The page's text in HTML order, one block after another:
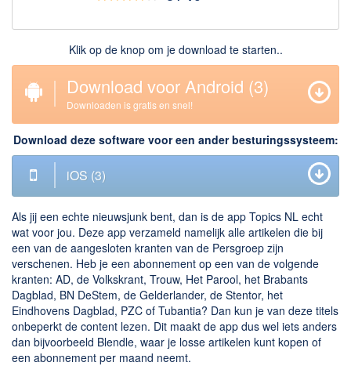
Downloaden
BitTorrent Clients
Nieuwslezers (Downloaden via usenet)
Onderhoud & Veiligheid
Computer opschonen
Veilig online
Productiviteit
Adresboek en contacten
Planning en organisatie
Tekst en Administratie
Overige
Algemeen
Chatten en bellen
Klik op de knop om je download te starten..
Download voor Android (3)
Downloaden is gratis en snel!
Download deze software voor een ander besturingssysteem:
iOS (3)
Als jij een echte nieuwsjunk bent, dan is de app Topics NL echt
wat voor jou. Deze app verzameld namelijk alle artikelen die bij
een van de aangesloten kranten van de Persgroep zijn
verschenen. Heb je een abonnement op een van de volgende
kranten: AD, de Volkskrant, Trouw, Het Parool, het Brabants
Dagblad, BN DeStem, de Gelderlander, de Stentor, het
Eindhovens Dagblad, PZC of Tubantia? Dan kun je van deze titels
onbeperkt de content lezen. Dit maakt de app dus wel iets anders
dan bijvoorbeeld Blendle, waar je losse artikelen kunt kopen of
een abonnement per maand neemt.